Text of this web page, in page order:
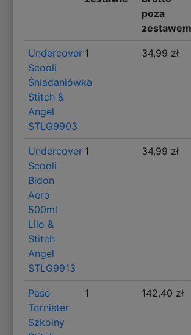
poza
zestawem
Undercover
Scooli
Śniadaniówka
Stitch &
Angel
STLG9903
1 34,99 zł
Undercover
Scooli
Bidon
Aero
500ml
Lilo &
Stitch
Angel
STLG9913
1 34,99 zł
Paso
Tornister
Szkolny
1 142,40 zł